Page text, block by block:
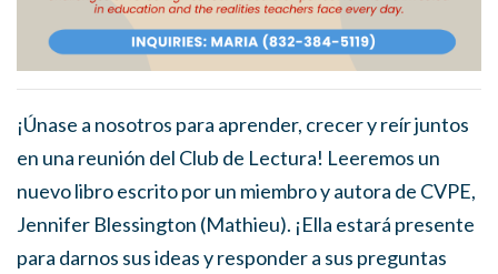
¡Únase a nosotros para aprender, crecer y reír juntos
en una reunión del Club de Lectura! Leeremos un
nuevo libro escrito por un miembro y autora de CVPE,
Jennifer Blessington (Mathieu). ¡Ella estará presente
para darnos sus ideas y responder a sus preguntas